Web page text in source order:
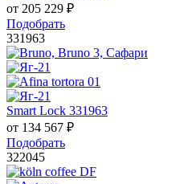
от 205 229 ₽
Подобрать
331963
Smart Lock 331963
от 134 567 ₽
Подобрать
322045